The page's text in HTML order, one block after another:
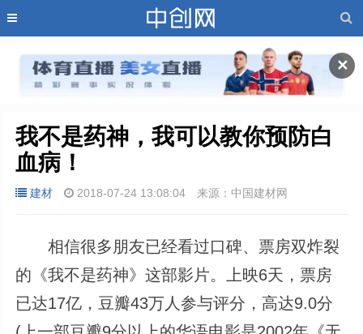
✕
我不是药神，我可以教你预防白
血病！
建材 2018-07-24 13:08:04 来源：中国建材网
相信很多朋友已经看过口碑、票房双炸裂
的《我不是药神》这部影片。上映6天，票房
已达17亿，豆瓣43万人参与评分，高达9.0分